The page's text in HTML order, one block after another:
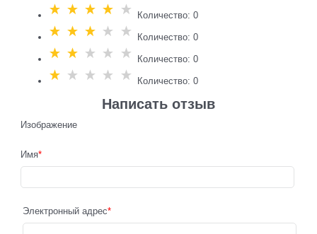
Количество: 0
Количество: 0
Количество: 0
Количество: 0
Написать отзыв
Изображение
Имя
Электронный адрес